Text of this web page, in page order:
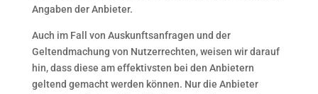
Angaben der Anbieter.
Auch im Fall von Auskunftsanfragen und der
Geltendmachung von Nutzerrechten, weisen wir darauf
hin, dass diese am effektivsten bei den Anbietern
geltend gemacht werden können. Nur die Anbieter